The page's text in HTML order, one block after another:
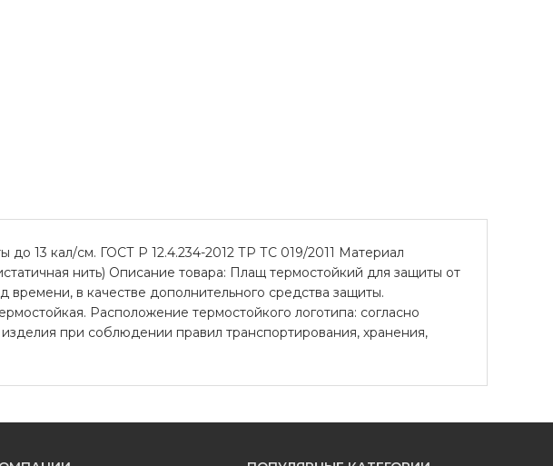
до 13 кал/см. ГОСТ Р 12.4.234-2012 ТР ТС 019/2011 Материал
нить) Описание товара: Плащ термостойкий для защиты от
в качестве дополнительного средства защиты.
Расположение термостойкого логотипа: согласно
при соблюдении правил транспортирования, хранения,